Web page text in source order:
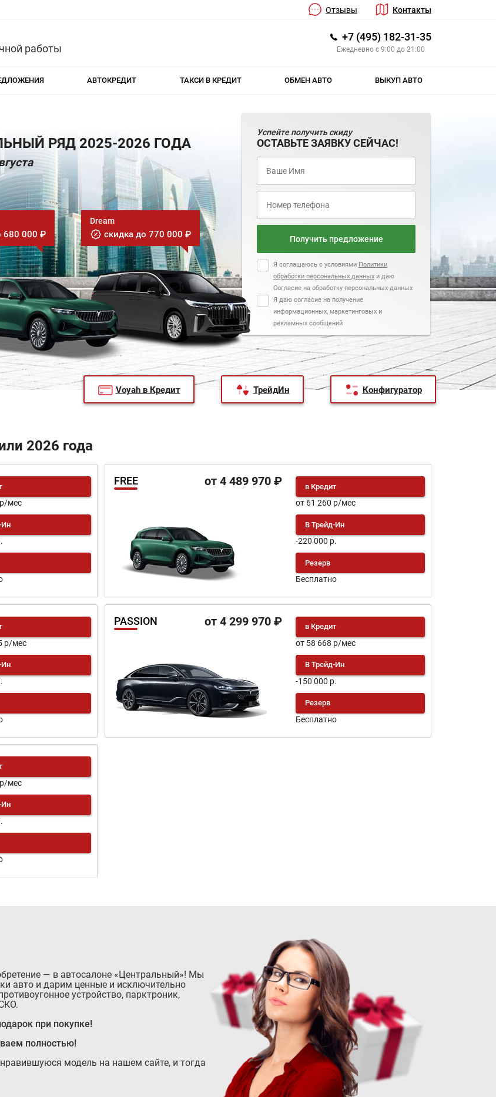
Отзывы Контакты
работы
+7 (495) 182-31-35
Ежедневно с 9:00 до 21:00
АВТОКРЕДИТ ТАКСИ В КРЕДИТ ОБМЕН АВТО ВЫКУП АВТО
РЯД 2025-2026 ГОДА
680 000 ₽
Dream
скидка до 770 000 ₽
Успейте получить скиду
ОСТАВЬТЕ ЗАЯВКУ СЕЙЧАС!
Получить предложение
Я соглашаюсь с условиями Политики
обработки персональных данных и даю
Согласие на обработку персональных данных
Я даю согласие на получение
информационных, маркетинговых и
рекламных сообщений
Voyah в Кредит ТрейдИн Конфигуратор
2026 года
мес
Ин
FREE от 4 489 970 ₽ в Кредит
от 61 260 р/мес
В Трейд-Ин
-220 000 р.
Резерв
Бесплатно
р/мес
Ин
PASSION от 4 299 970 ₽ в Кредит
от 58 668 р/мес
В Трейд-Ин
-150 000 р.
Резерв
Бесплатно
мес
Ин
— в автосалоне «Центральный»! Мы
авто и дарим ценные и исключительно
устройство, парктроник,
при покупке!
полностью!
модель на нашем сайте, и тогда